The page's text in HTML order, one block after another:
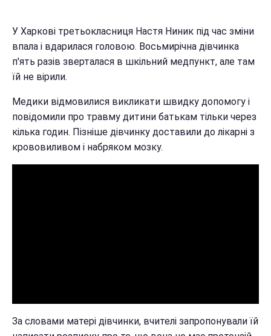
У Харкові третьокласниця Настя Ниник під час зміни
впала і вдарилася головою. Восьмирічна дівчинка
п'ять разів зверталася в шкільний медпункт, але там
їй не вірили.
Медики відмовилися викликати швидку допомогу і
повідомили про травму дитини батькам тільки через
кілька годин. Пізніше дівчинку доставили до лікарні з
крововиливом і набряком мозку.
За словами матері дівчинки, вчителі запропонували їй